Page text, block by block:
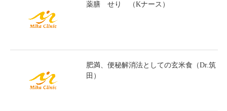
薬膳 せり （Kナース）
肥満、便秘解消法としての玄米食（Dr.筑
田）